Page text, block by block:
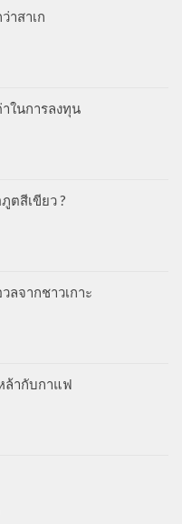
าสาเก
ในการลงทุน
ตสีเขียว ?
ลจากชาวเกาะ
ล้ากับกาแฟ